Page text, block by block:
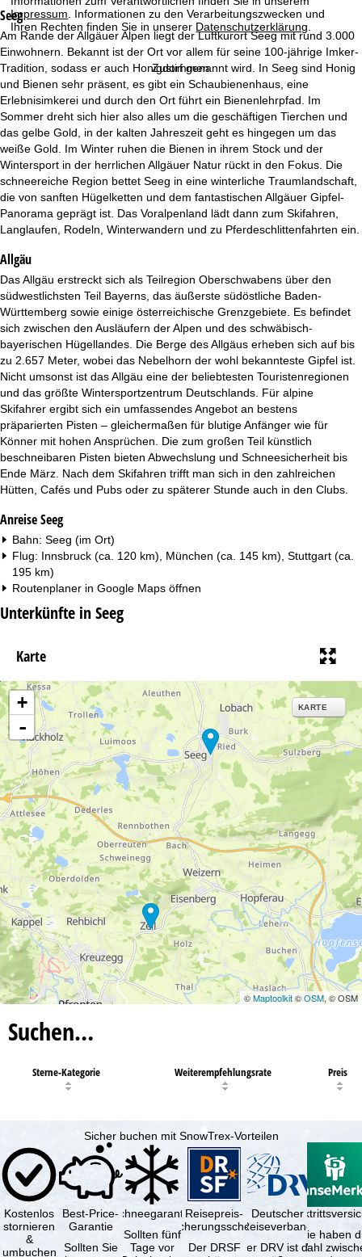
Impressum . Informationen zu den Verarbeitungszwecken und
Ihren Rechten finden Sie in unserer Datenschutzerklärung
Zustimmen
r
t
s
i
t
e
Seeg
Am Rande der Allgäuer Alpen liegt der Luftkurort Seeg mit rund 3.000
Einwohnern. Bekannt ist der Ort vor allem für seine 100-jährige Imker-
Tradition, sodass er auch Honigdorf genannt wird. In Seeg sind Honig
und Bienen sehr präsent, es gibt ein Schaubienenhaus, eine
Erlebnisimkerei und durch den Ort führt ein Bienenlehrpfad. Im
Sommer dreht sich hier also alles um die geschäftigen Tierchen und
das gelbe Gold, in der kalten Jahreszeit geht es hingegen um das
weiße Gold. Im Winter ruhen die Bienen in ihrem Stock und der
Wintersport in der herrlichen Allgäuer Natur rückt in den Fokus. Die
schneereiche Region bettet Seeg in eine winterliche Traumlandschaft,
die von sanften Hügelketten und dem fantastischen Allgäuer Gipfel-
Panorama geprägt ist. Das Voralpenland lädt dann zum Skifahren,
Langlaufen, Rodeln, Winterwandern und zu Pferdeschlittenfahrten ein.
Allgäu
Das Allgäu erstreckt sich als Teilregion Oberschwabens über den
südwestlichsten Teil Bayerns, das äußerste südöstliche Baden-
Württemberg sowie einige österreichische Grenzgebiete. Es befindet
sich zwischen den Ausläufern der Alpen und des schwäbisch-
bayerischen Hügellandes. Die Berge des Allgäus erheben sich auf bis
zu 2.657 Meter, wobei das Nebelhorn der wohl bekannteste Gipfel ist.
Nicht umsonst ist das Allgäu eine der beliebtesten Touristenregionen
und das größte Wintersportzentrum Deutschlands. Für alpine
Skifahrer ergibt sich ein umfassendes Angebot an bestens
präparierten Pisten – gleichermaßen für blutige Anfänger wie für
Könner mit hohen Ansprüchen. Die zum großen Teil künstlich
beschneibaren Pisten bieten Abwechslung und Schneesicherheit bis
Ende März. Nach dem Skifahren trifft man sich in den zahlreichen
Hütten, Cafés und Pubs oder zu späterer Stunde auch in den Clubs.
Anreise Seeg
Bahn: Seeg (im Ort)
Flug: Innsbruck (ca. 120 km), München (ca. 145 km), Stuttgart (ca.
195 km)
Routenplaner in Google Maps öffnen
Unterkünfte in Seeg
Karte
+
-
KARTE
©Maptoolkit©OSM, © OSM
Suchen…
Sterne-Kategorie Weiterempfehlungsrate Preis
Sicher buchen mit SnowTrex-Vorteilen
Kostenlos
stornieren
&
umbuchen
Best-Price-
Garantie
Sollten Sie
Schneegarantie
Sollten fünf
Tage vor
Reisepreis-
Sicherungsschein
Der DRSF
Deutscher
Reiseverband
Der DRV ist die
Sie haben
Wahl